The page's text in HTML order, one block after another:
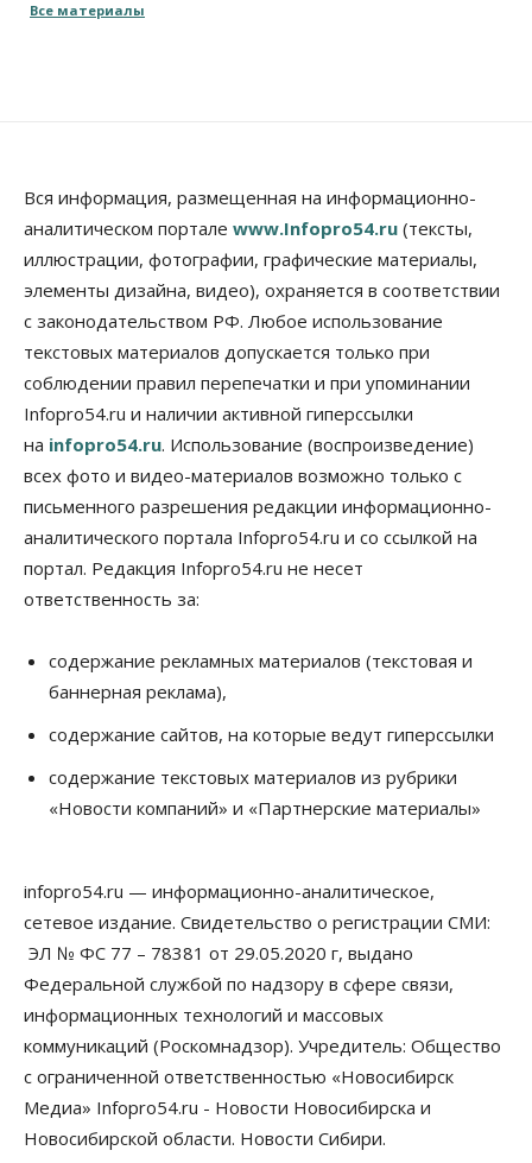
06 Августа 2026, 15:53
Бизнес
Правительство России продлило разрешение на
выпуск бензина «Евро-3»
06 Августа 2026, 14:00
Общество
«За тех, у кого от 270 баллов,
настоящая борьба»: вузы настойчиво
обзванивают новосибирских высокобалльников
перед зачислением
06 Августа 2026, 13:00
Власть
Режим ЧС ввели в Омской области из-за засухи
06 Августа 2026, 12:15
Новосибирск готовится к визиту Владимира
Путина
Бизнес Недвижимость Общество
Росреестр назвал главные причины
06 Августа 2026, 12:00
Телекоммуникации
В 16 населённых пунктах Мошковского района
Бизнес Право&Порядок
Злоумышленники опять атакуют
новосибирские компании через электронную
06 Августа 2026, 11:00
Общество
Медики готовятся к второму пику активности
клещей в Новосибирской области
06 Августа 2026, 10:00
Все материалы
Вся информация, размещенная на информационно-
аналитическом портале www.Infopro54.ru (тексты,
иллюстрации, фотографии, графические материалы,
элементы дизайна, видео), охраняется в соответствии
с законодательством РФ. Любое использование
текстовых материалов допускается только при
соблюдении правил перепечатки и при упоминании
Infopro54.ru и наличии активной гиперссылки
на infopro54.ru. Использование (воспроизведение)
всех фото и видео-материалов возможно только с
письменного разрешения редакции информационно-
аналитического портала Infopro54.ru и со ссылкой на
портал. Редакция Infopro54.ru не несет
ответственность за:
содержание рекламных материалов (текстовая и
баннерная реклама),
содержание сайтов, на которые ведут гиперссылки
содержание текстовых материалов из рубрики
«Новости компаний» и «Партнерские материалы»
infopro54.ru — информационно-аналитическое,
сетевое издание. Свидетельство о регистрации СМИ:
ЭЛ № ФС 77 – 78381 от 29.05.2020 г, выдано
Федеральной службой по надзору в сфере связи,
информационных технологий и массовых
коммуникаций (Роскомнадзор). Учредитель: Общество
с ограниченной ответственностью «Новосибирск
Медиа» Infopro54.ru - Новости Новосибирска и
Новосибирской области. Новости Сибири.